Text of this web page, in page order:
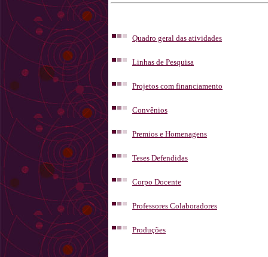
Quadro geral das atividades
Linhas de Pesquisa
Projetos com financiamento
Convênios
Premios e Homenagens
Teses Defendidas
Corpo Docente
Professores Colaboradores
Produções